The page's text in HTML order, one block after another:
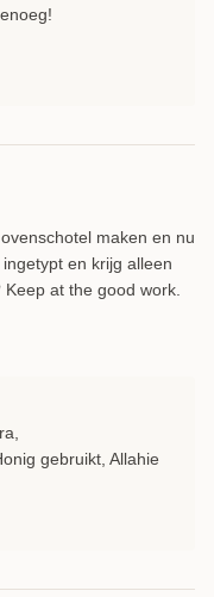
maken en nu
en krijg alleen
at the good work.
gebruikt, Allahie